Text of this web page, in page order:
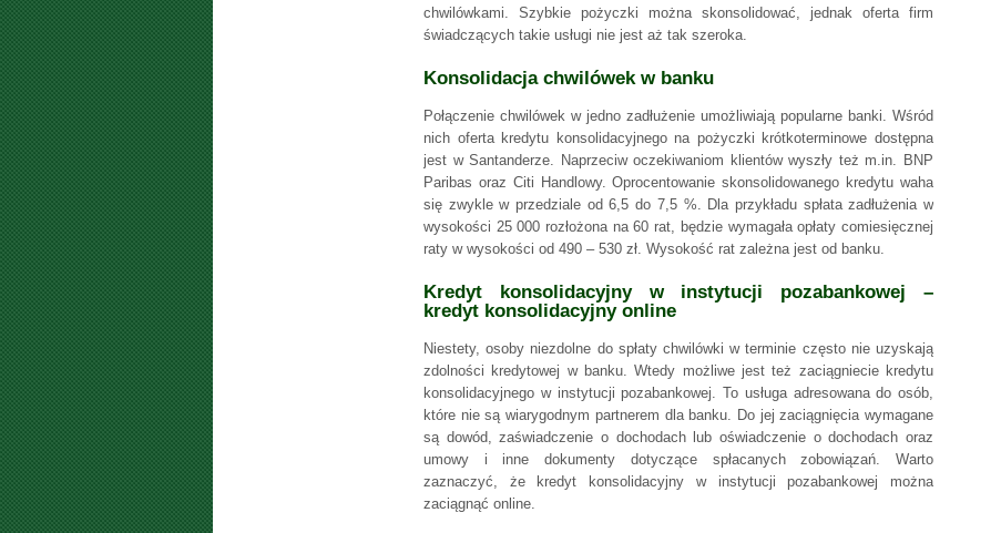
chwilówkami. Szybkie pożyczki można skonsolidować, jednak oferta firm
świadczących takie usługi nie jest aż tak szeroka.
Konsolidacja chwilówek w banku
Połączenie chwilówek w jedno zadłużenie umożliwiają popularne banki. Wśród
nich oferta kredytu konsolidacyjnego na pożyczki krótkoterminowe dostępna
jest w Santanderze. Naprzeciw oczekiwaniom klientów wyszły też m.in. BNP
Paribas oraz Citi Handlowy. Oprocentowanie skonsolidowanego kredytu waha
się zwykle w przedziale od 6,5 do 7,5 %. Dla przykładu spłata zadłużenia w
wysokości 25 000 rozłożona na 60 rat, będzie wymagała opłaty comiesięcznej
raty w wysokości od 490 – 530 zł. Wysokość rat zależna jest od banku.
Kredyt konsolidacyjny w instytucji pozabankowej –
kredyt konsolidacyjny online
Niestety, osoby niezdolne do spłaty chwilówki w terminie często nie uzyskają
zdolności kredytowej w banku. Wtedy możliwe jest też zaciągniecie kredytu
konsolidacyjnego w instytucji pozabankowej. To usługa adresowana do osób,
które nie są wiarygodnym partnerem dla banku. Do jej zaciągnięcia wymagane
są dowód, zaświadczenie o dochodach lub oświadczenie o dochodach oraz
umowy i inne dokumenty dotyczące spłacanych zobowiązań. Warto
zaznaczyć, że kredyt konsolidacyjny w instytucji pozabankowej można
zaciągnąć online.